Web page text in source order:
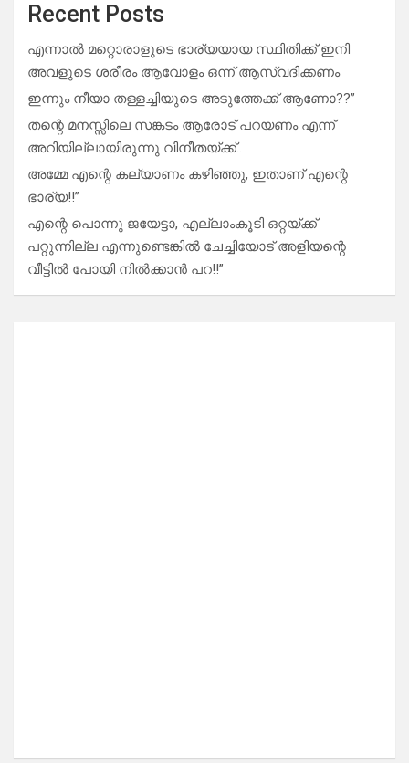
Recent Posts
എന്നാൽ മറ്റൊരാളുടെ ഭാര്യയായ സ്ഥിതിക്ക് ഇനി
അവളുടെ ശരീരം ആവോളം ഒന്ന് ആസ്വദിക്കണം
ഇന്നും നീയാ തള്ളച്ചിയുടെ അടുത്തേക്ക് ആണോ??”
തന്റെ മനസ്സിലെ സങ്കടം ആരോട് പറയണം എന്ന്
അറിയില്ലായിരുന്നു വിനീതയ്ക്ക്..
അമ്മേ എന്റെ കല്യാണം കഴിഞ്ഞു, ഇതാണ് എന്റെ
ഭാര്യ!!”
എന്റെ പൊന്നു ജയേട്ടാ, എല്ലാംകൂടി ഒറ്റയ്ക്ക്
പറ്റുന്നില്ല എന്നുണ്ടെങ്കിൽ ചേച്ചിയോട് അളിയന്റെ
വീട്ടിൽ പോയി നിൽക്കാൻ പറ!!”